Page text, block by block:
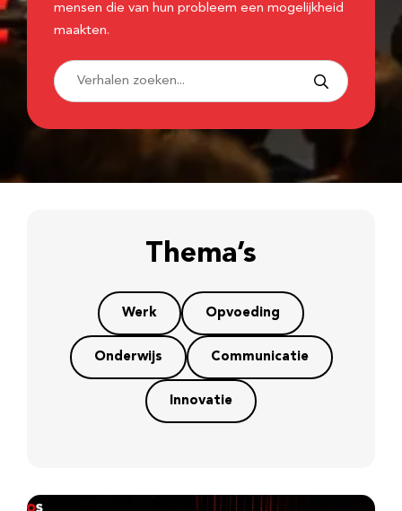
mensen die van hun probleem een mogelijkheid
maakten.
Thema’s
Werk Opvoeding
Onderwijs Communicatie
Innovatie